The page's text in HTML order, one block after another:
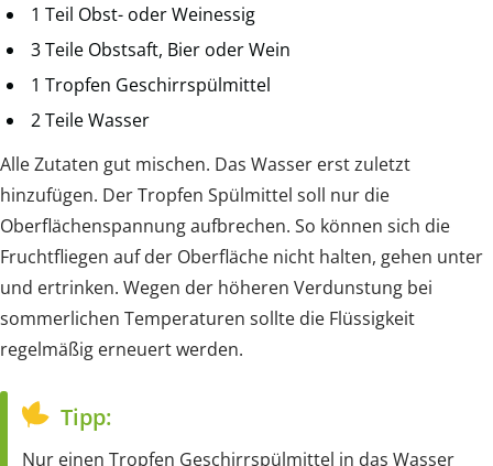
1 Teil Obst- oder Weinessig
3 Teile Obstsaft, Bier oder Wein
1 Tropfen Geschirrspülmittel
2 Teile Wasser
Alle Zutaten gut mischen. Das Wasser erst zuletzt
hinzufügen. Der Tropfen Spülmittel soll nur die
Oberflächenspannung aufbrechen. So können sich die
Fruchtfliegen auf der Oberfläche nicht halten, gehen unter
und ertrinken. Wegen der höheren Verdunstung bei
sommerlichen Temperaturen sollte die Flüssigkeit
regelmäßig erneuert werden.
Tipp:
Nur einen Tropfen Geschirrspülmittel in das Wasser